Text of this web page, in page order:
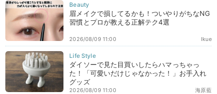
眉メイクで損してるかも！ついやりがちなNG
習慣とプロが教える正解テク4選
Ikue
2026/08/09 11:00
ダイソーで見た目買いしたらハマっちゃっ
た！「可愛いだけじゃなかった！」お手入れ
グッズ
海原藍
2026/08/09 11:00